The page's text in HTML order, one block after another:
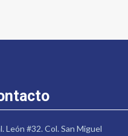
León #32. Col. San Miguel